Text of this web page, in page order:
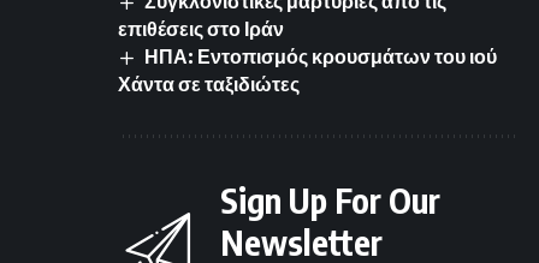
επιθέσεις στο Ιράν
ΗΠΑ: Εντοπισμός κρουσμάτων του ιού
Χάντα σε ταξιδιώτες
Sign Up For Our
Newsletter